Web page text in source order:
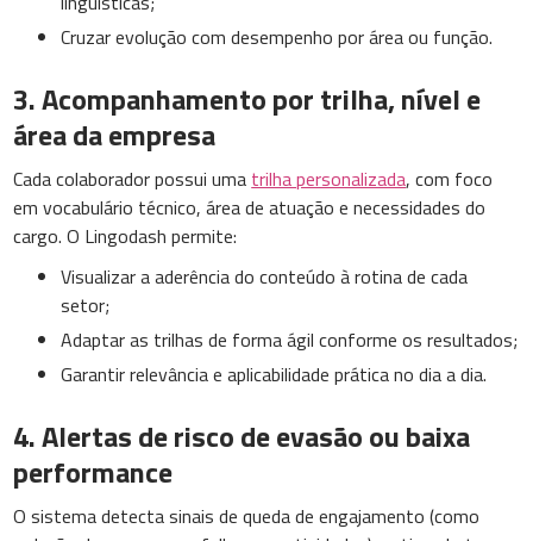
Cruzar evolução com desempenho por área ou função.
3. Acompanhamento por trilha, nível e
área da empresa
Cada colaborador possui uma trilha personalizada, com foco
em vocabulário técnico, área de atuação e necessidades do
cargo. O Lingodash permite:
Visualizar a aderência do conteúdo à rotina de cada
setor;
Adaptar as trilhas de forma ágil conforme os resultados;
Garantir relevância e aplicabilidade prática no dia a dia.
4. Alertas de risco de evasão ou baixa
performance
O sistema detecta sinais de queda de engajamento (como